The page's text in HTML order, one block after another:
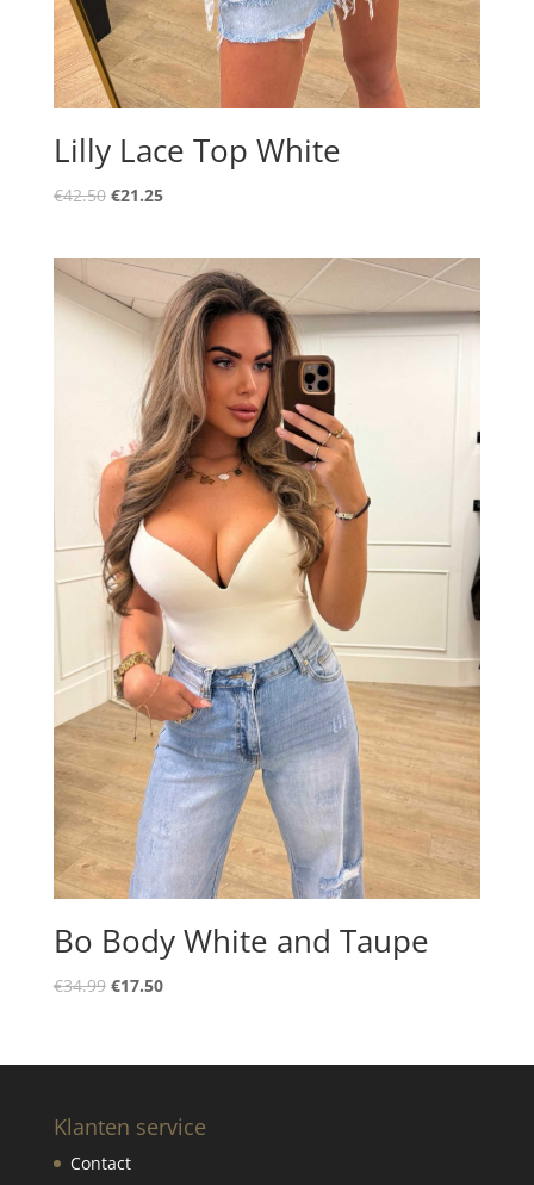
Lilly Lace Top White
€42.50 Oorspronkelijke
€42.50.
€21.25Huidige
€21.25.
Bo Body White and Taupe
€34.99 Oorspronkelijke
€34.99.
€17.50Huidige
€17.50.
Klanten service
Contact